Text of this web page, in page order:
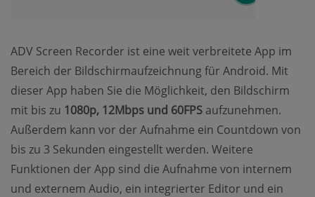
ADV Screen Recorder ist eine weit verbreitete App im
Bereich der Bildschirmaufzeichnung für Android. Mit
dieser App haben Sie die Möglichkeit, den Bildschirm
mit bis zu 1080p, 12Mbps und 60FPS aufzunehmen.
Außerdem kann vor der Aufnahme ein Countdown von
bis zu 3 Sekunden eingestellt werden. Weitere
Funktionen der App sind die Aufnahme von internem
und externem Audio, ein integrierter Editor und ein